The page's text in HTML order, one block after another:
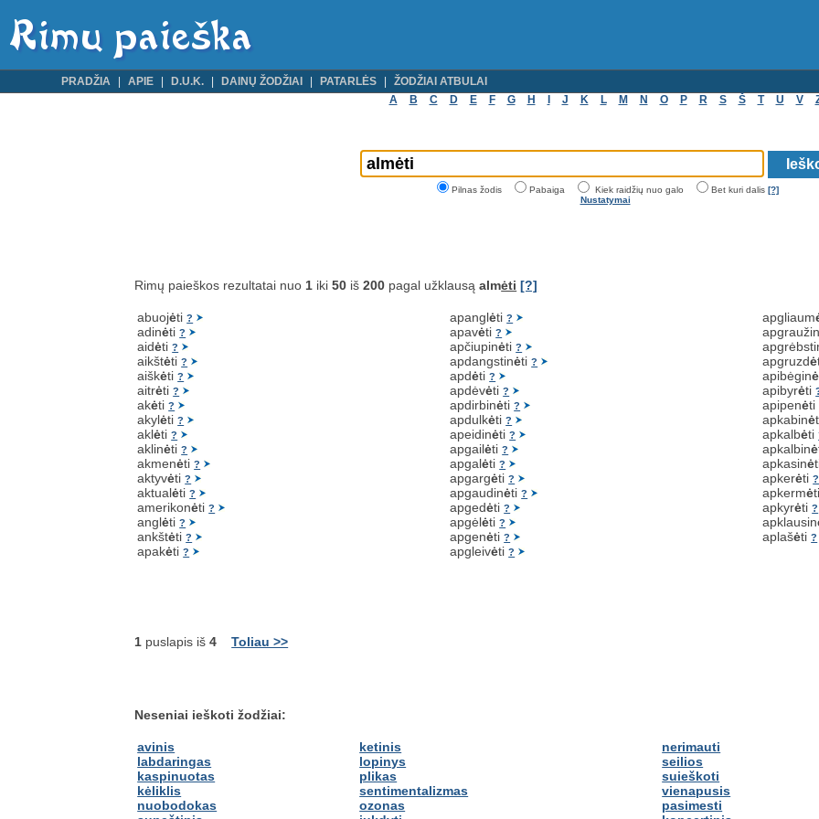
PRADŽIA APIE D.U.K. DAINŲ ŽODŽIAI PATARLĖS
ŽODŽIAI ATBULAI
A
B C D E F G H J K L M N O P R S Š T U V
Pilnas žodis Pabaiga Kiek raidžių nuo galo Bet kuri dalis [?]
Nustatymai
Rimų paieškos rezultatai nuo 1 iki50 iš200 pagal užklausąalmėti [?]
abuojėti?
adinėti?
aidėti?
aikštėti?
aiškėti?
aitrėti?
akėti?
akylėti?
aklėti?
aklinėti?
akmenėti?
aktyvėti?
aktualėti?
amerikonėti?
anglėti?
ankštėti?
apakėti?
apanglėti?
apavėti?
apčiupinėti?
apdangstinėti?
apdėti?
apdėvėti?
apdirbinėti?
apdulkėti?
apeidinėti?
apgailėti?
apgalėti?
apgargėti?
apgaudinėti?
apgedėti?
apgėlėti?
apgenėti?
apgleivėti?
apgliaum
apgruzdė
apibėginė
apibyrėti
apipenėti
apkabinė
apkalbėti
apkalbinė
apkasinė
apkerėti?
apkermė
apkyrėti?
apklausin
aplašėti?
1 puslapis iš4 Toliau >>
Neseniai ieškoti žodžiai:
avinis
labdaringas
kaspinuotas
kėliklis
nuobodokas
ketinis
lopinys
plikas
sentimentalizmas
ozonas
nerimauti
seilios
suieškoti
vienapusis
pasimesti